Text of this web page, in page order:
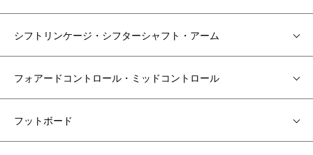
シフトリンケージ・シフターシャフト・アーム
フォアードコントロール・ミッドコントロール
フットボード